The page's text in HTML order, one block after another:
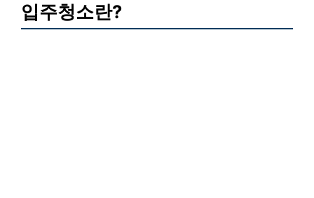
입주청소란?